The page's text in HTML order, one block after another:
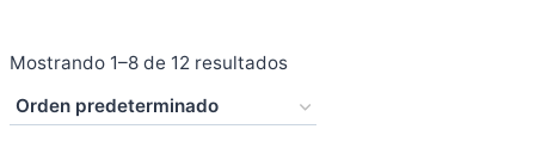
Mostrando 1–8 de 12 resultados